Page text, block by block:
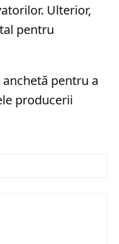
Ulterior,
pentru
pentru a
producerii